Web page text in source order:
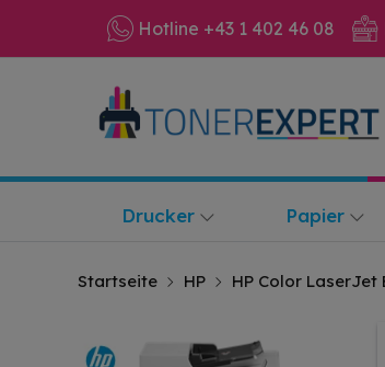
Hotline +43 1 402 46 08
Drucker Papier
Startseite HP HP Color LaserJet